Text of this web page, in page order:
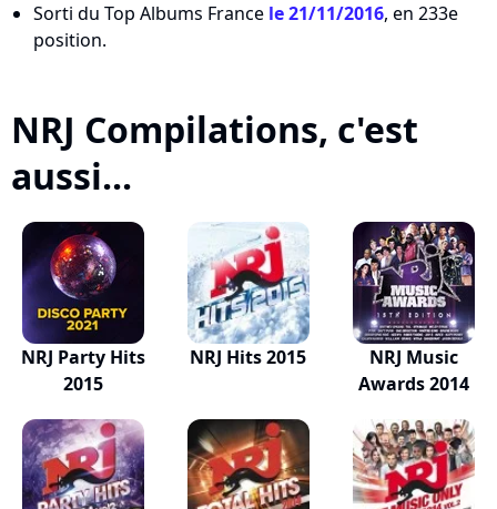
Sorti du Top Albums France le 21/11/2016, en 233e
position.
NRJ Compilations, c'est
aussi...
NRJ Party Hits
2015
NRJ Hits 2015
NRJ Music
Awards 2014